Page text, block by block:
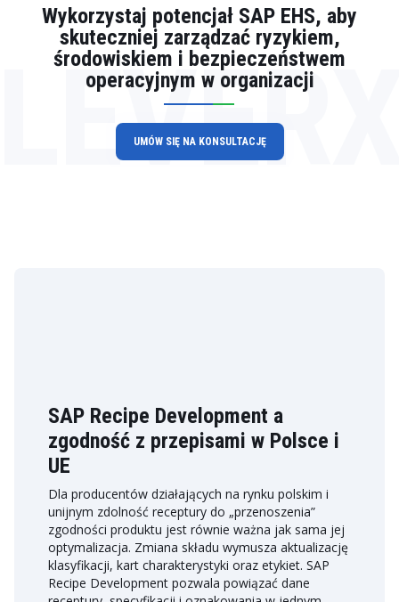
Wykorzystaj potencjał SAP EHS, aby
skuteczniej zarządzać ryzykiem,
środowiskiem i bezpieczeństwem
operacyjnym w organizacji
UMÓW SIĘ NA KONSULTACJĘ
SAP Recipe Development a
zgodność z przepisami w Polsce i
UE
Dla producentów działających na rynku polskim i
unijnym zdolność receptury do „przenoszenia”
zgodności produktu jest równie ważna jak sama jej
optymalizacja. Zmiana składu wymusza aktualizację
klasyfikacji, kart charakterystyki oraz etykiet. SAP
Recipe Development pozwala powiązać dane